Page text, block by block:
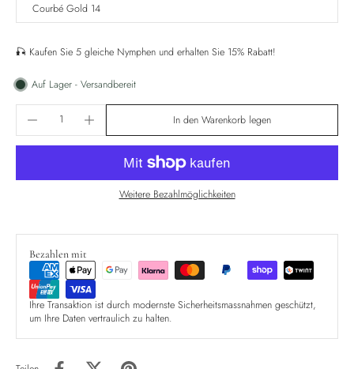
Courbé Gold 14
🎣 Kaufen Sie 5 gleiche Nymphen und erhalten Sie 15% Rabatt!
Auf Lager - Versandbereit
In den Warenkorb legen
Weitere Bezahlmöglichkeiten
Bezahlen mit
Ihre Transaktion ist durch modernste Sicherheitsmassnahmen geschützt,
um Ihre Daten vertraulich zu halten.